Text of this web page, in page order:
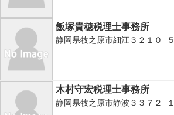
飯塚貴穂税理士事務所
静岡県牧之原市細江３２１０−５
木村守宏税理士事務所
静岡県牧之原市静波３３７２−１